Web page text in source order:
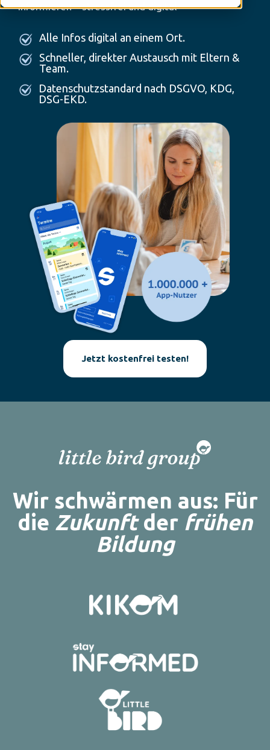
informieren – stressfrei und digital
Alle Infos digital an einem Ort.
Schneller, direkter Austausch mit Eltern &
Team.
Datenschutzstandard nach DSGVO, KDG,
DSG-EKD.
Jetzt kostenfrei testen!
Wir schwärmen aus: Für
die Zukunftder frühen
Bildung